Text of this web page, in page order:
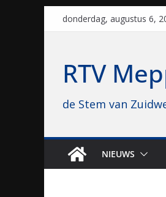
donderdag, augustus 6,
RTV
de Stem van
NIEUWS